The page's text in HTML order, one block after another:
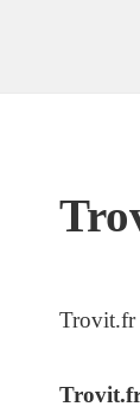
Trovit.fr